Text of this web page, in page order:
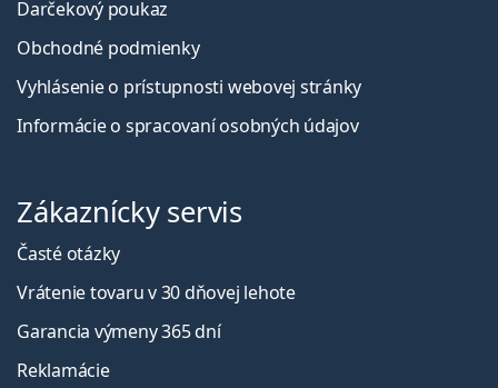
Darčekový poukaz
Obchodné podmienky
Vyhlásenie o prístupnosti webovej stránky
Informácie o spracovaní osobných údajov
Zákaznícky servis
Časté otázky
Vrátenie tovaru v 30 dňovej lehote
Garancia výmeny 365 dní
Reklamácie